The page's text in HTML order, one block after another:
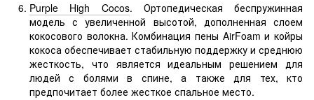
Purple High Cocos. Ортопедическая беспружинная
модель с увеличенной высотой, дополненная слоем
кокосового волокна. Комбинация пены AirFoam и койры
кокоса обеспечивает стабильную поддержку и среднюю
жесткость, что является идеальным решением для
людей с болями в спине, а также для тех, кто
предпочитает более жесткое спальное место.